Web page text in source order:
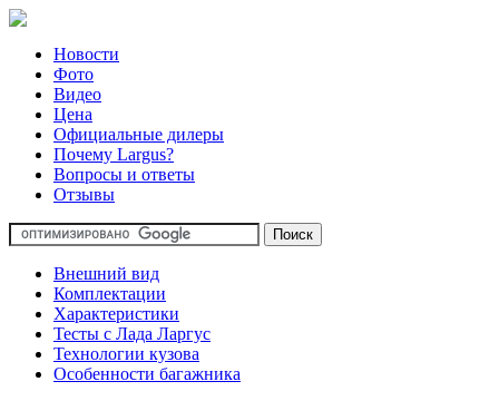
Новости
Фото
Видео
Цена
Официальные дилеры
Почему Largus?
Вопросы и ответы
Отзывы
Внешний вид
Комплектации
Характеристики
Тесты с Лада Ларгус
Технологии кузова
Особенности багажника